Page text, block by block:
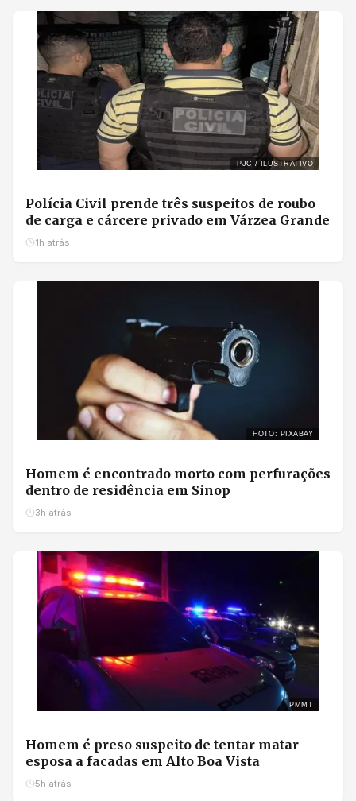
PJC / ILUSTRATIVO
Polícia Civil prende três suspeitos de roubo
de carga e cárcere privado em Várzea Grande
1h atrás
FOTO: PIXABAY
Homem é encontrado morto com perfurações
dentro de residência em Sinop
3h atrás
PMMT
Homem é preso suspeito de tentar matar
esposa a facadas em Alto Boa Vista
5h atrás